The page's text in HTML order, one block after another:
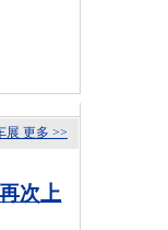
更多 >>
展
次上